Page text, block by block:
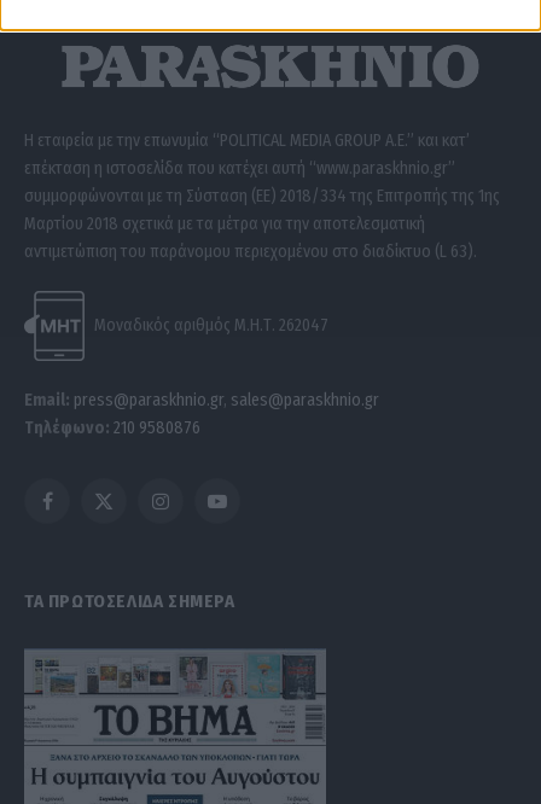
Η εταιρεία με την επωνυμία “POLITICAL MEDIA GROUP A.E.” και κατ’
επέκταση η ιστοσελίδα που κατέχει αυτή “www.paraskhnio.gr”
συμμορφώνονται με τη Σύσταση (ΕΕ) 2018/334 της Επιτροπής της 1ης
Μαρτίου 2018 σχετικά με τα μέτρα για την αποτελεσματική
αντιμετώπιση του παράνομου περιεχομένου στο διαδίκτυο (L 63).
Μοναδικός αριθμός Μ.Η.Τ. 262047
Email: press@paraskhnio.gr, sales@paraskhnio.gr
Τηλέφωνο: 210 9580876
Facebook
X
InstagramYouTube
ΤΑ ΠΡΩΤΟΣΕΛΙΔΑ ΣΗΜΕΡΑ